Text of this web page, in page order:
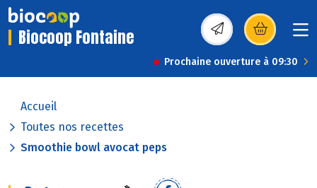
Biocoop Fontaine (s’ouvre dans une
Prochaine ouverture à 09:30
Accueil
Toutes nos recettes
Smoothie bowl avocat peps